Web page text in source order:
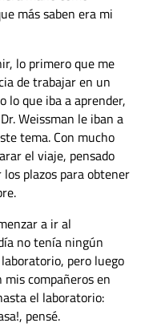
más saben era mi
lo primero que me
de trabajar en un
lo que iba a aprender,
Weissman le iban a
tema. Con mucho
el viaje, pensado
plazos para obtener
a ir al
no tenía ningún
pero luego
compañeros en
el laboratorio:
pensé.